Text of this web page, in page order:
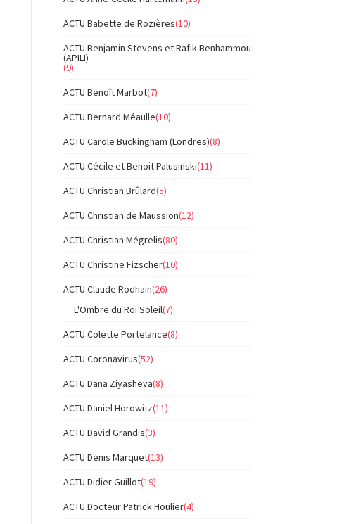
ACTU Babette de Rozières(10)
ACTU Benjamin Stevens et Rafik Benhammou
(APILI)
(9)
ACTU Benoît Marbot(7)
ACTU Bernard Méaulle(10)
ACTU Carole Buckingham (Londres)(8)
ACTU Cécile et Benoit Palusinski(11)
ACTU Christian Brûlard(5)
ACTU Christian de Maussion(12)
ACTU Christian Mégrelis(80)
ACTU Christine Fizscher(10)
ACTU Claude Rodhain(26)
L'Ombre du Roi Soleil(7)
ACTU Colette Portelance(8)
ACTU Coronavirus(52)
ACTU Dana Ziyasheva(8)
ACTU Daniel Horowitz(11)
ACTU David Grandis(3)
ACTU Denis Marquet(13)
ACTU Didier Guillot(19)
ACTU Docteur Patrick Houlier(4)